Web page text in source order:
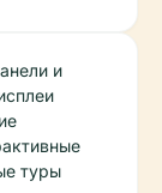
и
туры